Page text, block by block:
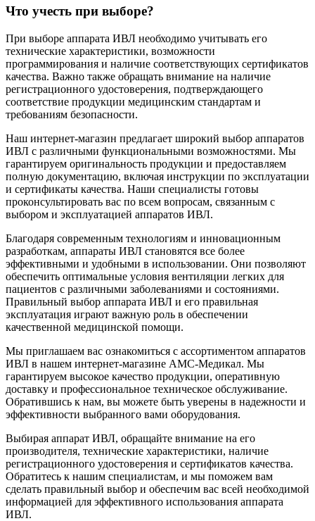
Что учесть при выборе?
При выборе аппарата ИВЛ необходимо учитывать его
технические характеристики, возможности
программирования и наличие соответствующих сертификатов
качества. Важно также обращать внимание на наличие
регистрационного удостоверения, подтверждающего
соответствие продукции медицинским стандартам и
требованиям безопасности.
Наш интернет-магазин предлагает широкий выбор аппаратов
ИВЛ с различными функциональными возможностями. Мы
гарантируем оригинальность продукции и предоставляем
полную документацию, включая инструкции по эксплуатации
и сертификаты качества. Наши специалисты готовы
проконсультировать вас по всем вопросам, связанным с
выбором и эксплуатацией аппаратов ИВЛ.
Благодаря современным технологиям и инновационным
разработкам, аппараты ИВЛ становятся все более
эффективными и удобными в использовании. Они позволяют
обеспечить оптимальные условия вентиляции легких для
пациентов с различными заболеваниями и состояниями.
Правильный выбор аппарата ИВЛ и его правильная
эксплуатация играют важную роль в обеспечении
качественной медицинской помощи.
Мы приглашаем вас ознакомиться с ассортиментом аппаратов
ИВЛ в нашем интернет-магазине АМС-Медикал. Мы
гарантируем высокое качество продукции, оперативную
доставку и профессиональное техническое обслуживание.
Обратившись к нам, вы можете быть уверены в надежности и
эффективности выбранного вами оборудования.
Выбирая аппарат ИВЛ, обращайте внимание на его
производителя, технические характеристики, наличие
регистрационного удостоверения и сертификатов качества.
Обратитесь к нашим специалистам, и мы поможем вам
сделать правильный выбор и обеспечим вас всей необходимой
информацией для эффективного использования аппарата
ИВЛ.